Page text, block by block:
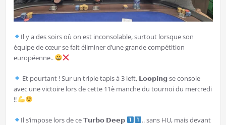
Il y a des soirs où on est inconsolable, surtout lorsque son
équipe de cœur se fait éliminer d’une grande compétition
européenne..
Et pourtant ! Sur un triple tapis à 3 left, 𝗟𝗼𝗼𝗽𝗶𝗻𝗴 se console
avec une victoire lors de cette 11è manche du tournoi du mercredi
!!
Il s’impose lors de ce 𝗧𝘂𝗿𝗯𝗼 𝗗𝗲𝗲𝗽
.. sans HU, mais devant